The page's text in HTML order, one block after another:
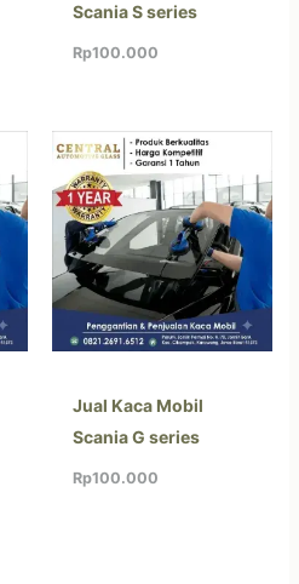
Scania S series
Rp100.000
Jual Kaca Mobil
Scania G series
Rp100.000